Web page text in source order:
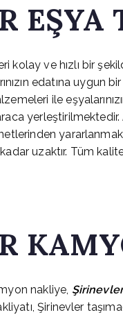
EŞYA
kolay ve hızlı bir
edatına uygun
ile
uzaktır. Tüm
nakliye,
Şirinevler